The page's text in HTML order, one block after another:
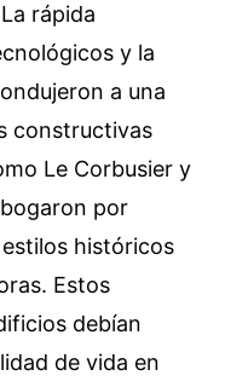
rápida
y la
a una
constructivas
Le Corbusier y
por
históricos
Estos
debían
de vida en